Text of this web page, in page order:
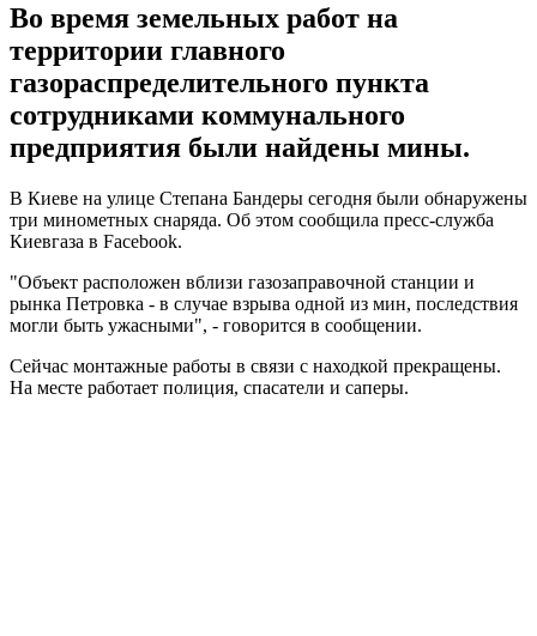
Во время земельных работ на
территории главного
газораспределительного пункта
сотрудниками коммунального
предприятия были найдены мины.
В Киеве на улице Степана Бандеры сегодня были обнаружены
три минометных снаряда. Об этом сообщила пресс-служба
Киевгаза в Facebook.
"Объект расположен вблизи газозаправочной станции и
рынка Петровка - в случае взрыва одной из мин, последствия
могли быть ужасными", - говорится в сообщении.
Сейчас монтажные работы в связи с находкой прекращены.
На месте работает полиция, спасатели и саперы.